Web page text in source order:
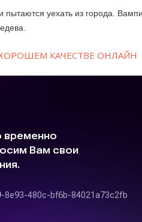
уехать из города.
КАЧЕСТВЕ ОНЛАЙН